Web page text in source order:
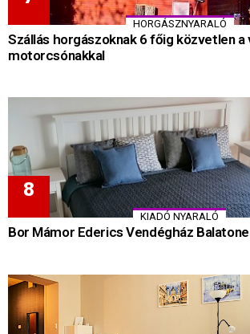
HORGÁSZNYARALÓ
Szállás horgászoknak 6 főig közvetlen a
motorcsónakkal
KIADÓ NYARALÓ
Bor Mámor Ederics Vendégház